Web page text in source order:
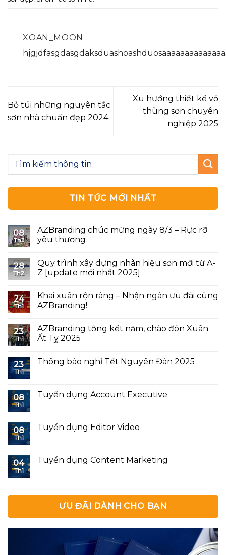
XOAN_MOON
Bỏ túi những nguyên tắc
sơn nhà chuẩn đẹp 2024
Xu hướng thiết kế vỏ
thùng sơn chuyên
nghiệp 2025
TIN TỨC MỚI NHẤT
08
Th3
AZBranding chúc mừng ngày 8/3 – Rực rỡ
yêu thương
28
Th2
Quy trình xây dựng nhãn hiệu sơn mới từ A-
Z [update mới nhất 2025]
24
Th1
Khai xuân rộn ràng – Nhận ngàn ưu đãi cùng
AZBranding!
23
Th1
AZBranding tổng kết năm, chào đón Xuân
Ất Tỵ 2025
23
Th1
Thông báo nghỉ Tết Nguyên Đán 2025
08
Th1
Tuyển dụng Account Executive
08
Th1
Tuyển dụng Editor Video
04
Th1
Tuyển dụng Content Marketing
ƯU ĐÃI DÀNH CHO BẠN